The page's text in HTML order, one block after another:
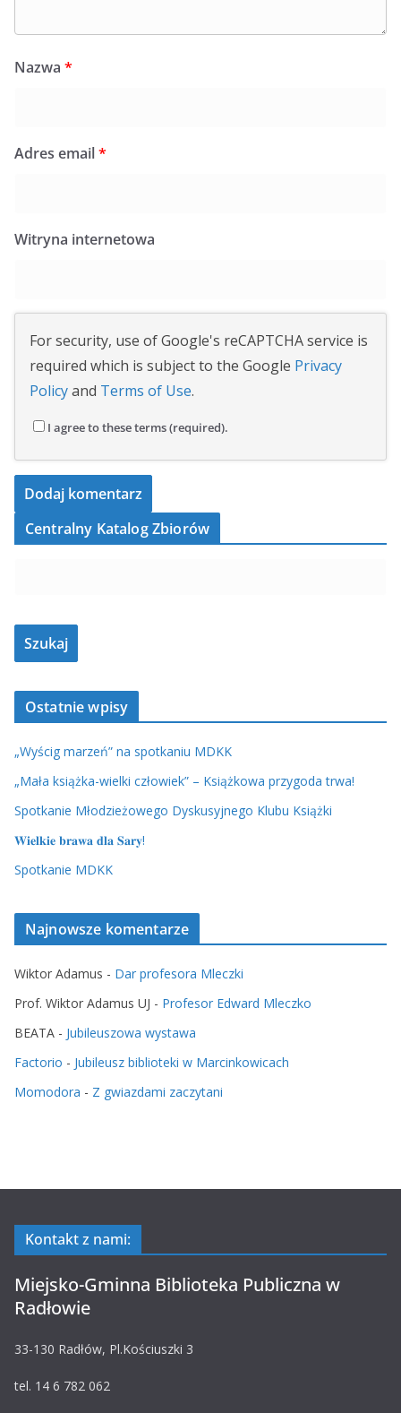
Nazwa *
Adres email*
Witryna internetowa
For security, use of Google's reCAPTCHA service is
required which is subject to the Google Privacy
Policyand Terms of Use.
I agree to these terms (required).
Centralny Katalog Zbiorów
Ostatnie wpisy
„Wyścig marzeń” na spotkaniu MDKK
„Mała książka-wielki człowiek” – Książkowa przygoda trwa!
Spotkanie Młodzieżowego Dyskusyjnego Klubu Książki
𝐖𝐢𝐞𝐥𝐤𝐢𝐞 𝐛𝐫𝐚𝐰𝐚 𝐝𝐥𝐚 𝐒𝐚𝐫𝐲!
Spotkanie MDKK
Najnowsze komentarze
Wiktor Adamus - Dar profesora Mleczki
Prof. Wiktor Adamus UJ - Profesor Edward Mleczko
BEATA - Jubileuszowa wystawa
Factorio - Jubileusz biblioteki w Marcinkowicach
Momodora - Z gwiazdami zaczytani
Kontakt z nami:
Miejsko-Gminna Biblioteka Publiczna w
Radłowie
33-130 Radłów, Pl.Kościuszki 3
tel. 14 6 782 062